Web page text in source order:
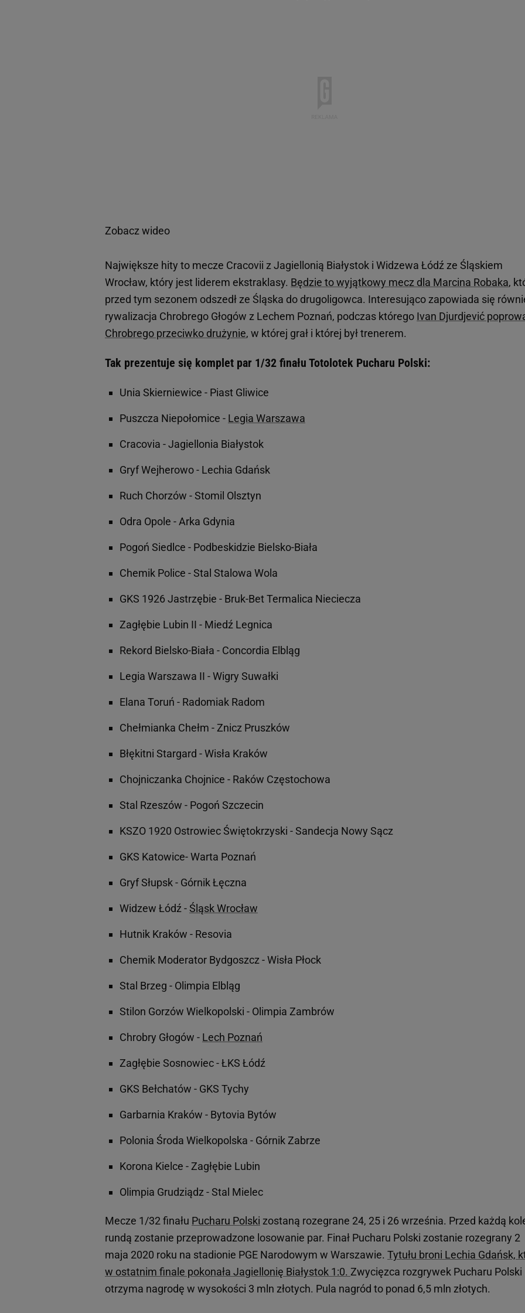
Zobacz wideo
Największe hity to mecze Cracovii z Jagiellonią Białystok i Widzewa Łódź ze Śląskiem
Wrocław, który jest liderem ekstraklasy. Będzie to wyjątkowy mecz dla Marcina Robaka,
przed tym sezonem odszedł ze Śląska do drugoligowca. Interesująco zapowiada się
rywalizacja Chrobrego Głogów z Lechem Poznań, podczas którego Ivan Djurdjević
Chrobrego przeciwko drużynie, w której grał i której był trenerem.
Tak prezentuje się komplet par 1/32 finału Totolotek Pucharu Polski:
Unia Skierniewice - Piast Gliwice
Puszcza Niepołomice - Legia Warszawa
Cracovia - Jagiellonia Białystok
Gryf Wejherowo - Lechia Gdańsk
Ruch Chorzów - Stomil Olsztyn
Odra Opole - Arka Gdynia
Pogoń Siedlce - Podbeskidzie Bielsko-Biała
Chemik Police - Stal Stalowa Wola
GKS 1926 Jastrzębie - Bruk-Bet Termalica Nieciecza
Zagłębie Lubin II - Miedź Legnica
Rekord Bielsko-Biała - Concordia Elbląg
Legia Warszawa II - Wigry Suwałki
Elana Toruń - Radomiak Radom
Chełmianka Chełm - Znicz Pruszków
Błękitni Stargard - Wisła Kraków
Chojniczanka Chojnice - Raków Częstochowa
Stal Rzeszów - Pogoń Szczecin
KSZO 1920 Ostrowiec Świętokrzyski - Sandecja Nowy Sącz
GKS Katowice- Warta Poznań
Gryf Słupsk - Górnik Łęczna
Widzew Łódź -Śląsk Wrocław
Hutnik Kraków - Resovia
Chemik Moderator Bydgoszcz - Wisła Płock
Stal Brzeg - Olimpia Elbląg
Stilon Gorzów Wielkopolski - Olimpia Zambrów
Chrobry Głogów - Lech Poznań
Zagłębie Sosnowiec - ŁKS Łódź
GKS Bełchatów - GKS Tychy
Garbarnia Kraków - Bytovia Bytów
Polonia Środa Wielkopolska - Górnik Zabrze
Korona Kielce - Zagłębie Lubin
Olimpia Grudziądz - Stal Mielec
Mecze 1/32 finału Pucharu Polski zostaną rozegrane 24, 25 i 26 września. Przed każdą
rundą zostanie przeprowadzone losowanie par. Finał Pucharu Polski zostanie rozegrany 2
maja 2020 roku na stadionie PGE Narodowym w Warszawie. Tytułu broni Lechia Gdańsk,
w ostatnim finale pokonała Jagiellonię Białystok 1:0. Zwycięzca rozgrywek Pucharu Polski
otrzyma nagrodę w wysokości 3 mln złotych. Pula nagród to ponad 6,5 mln złotych.